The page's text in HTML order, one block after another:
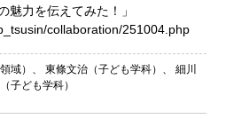
魅力を伝えてみた！」
collaboration/251004.php
域） 、東條文治（子ども学科） 、細川
子ども学科）